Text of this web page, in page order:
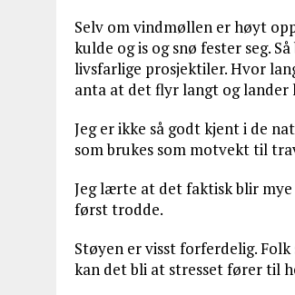
Selv om vindmøllen er høyt
kulde og is og snø fester seg.
livsfarlige prosjektiler. Hvor
anta at det flyr langt og lander
Jeg er ikke så godt kjent i de
som brukes som motvekt til
Jeg lærte at det faktisk blir mye
først trodde.
Støyen er visst forferdelig.
kan det bli at stresset fører til